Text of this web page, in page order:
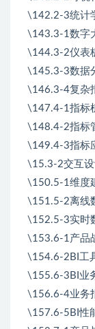
\142.2-3统计
\143.3-1数字
\144.3-2仪表
\145.3-3数据
\146.3-4复杂
\147.4-1指标
\148.4-2指标
\149.4-3指标
\15.3-2交互
\150.5-1维度
\151.5-2离线
\152.5-3实时
\153.6-1产品
\154.6-2BI工
\155.6-3BI业
\156.6-4业务
\157.6-5BI性